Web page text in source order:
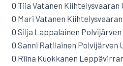
0 Tiia Vatanen Kiihtelysvaaran
0 Mari Vatanen
0 Silja Lappalainen
0 Sanni Ratilainen Polvijärven
0 Riina Kuokkanen